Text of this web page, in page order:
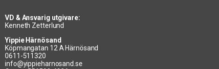
VD & Ansvarig utgivare:
Kenneth Zetterlund
Yippie Härnösand
Köpmangatan 12 A Härnösand
0611-511320
info@yippieharnosand.se